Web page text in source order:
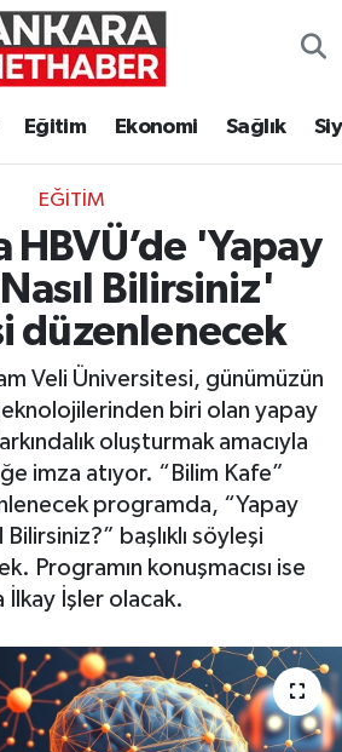
Eğitim Ekonomi Sağlık
EĞITIM
HBVÜ’de 'Yapay
Bilirsiniz'
düzenlenecek
Veli Üniversitesi, günümüzün
biri olan yapay
oluşturmak amacıyla
imza atıyor. “Bilim Kafe”
programda, “Yapay
Bilirsiniz?” başlıklı söyleşi
Programın konuşmacısı ise
İlkay İşler olacak.